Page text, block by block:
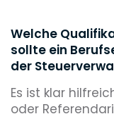
Welche
sollte ein
der
Es ist klar
oder